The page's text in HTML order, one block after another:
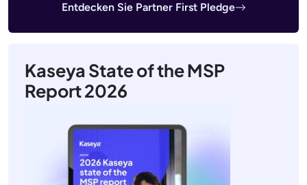
Entdecken Sie Partner First Pledge
Kaseya State of the MSP
Report 2026